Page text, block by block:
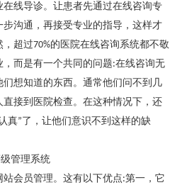
线导诊。让患者先通过在线咨询专
沟通，再接受专业的指导，这样才
，超过70%的医院在线咨询系统都不敬
而是有一个共同的问题:在线咨询无
想知道的东西。通常他们问不到几
接到医院检查。在这种情况下，还
真” 了，让他们意识不到这样的缺
管理系统
会员管理。这有以下优点:第一，它